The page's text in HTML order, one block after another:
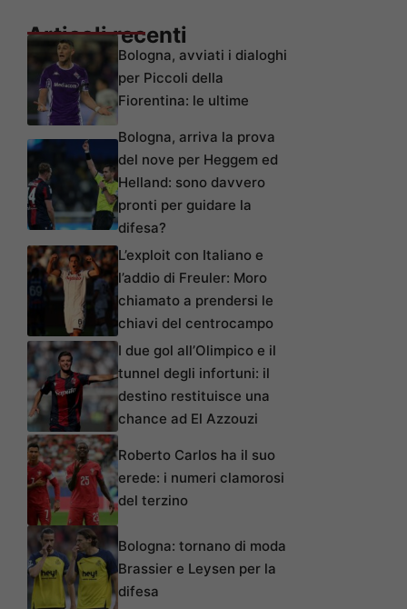
Articoli recenti
Bologna, avviati i dialoghi
per Piccoli della
Fiorentina: le ultime
Bologna, arriva la prova
del nove per Heggem ed
Helland: sono davvero
pronti per guidare la
difesa?
L’exploit con Italiano e
l’addio di Freuler: Moro
chiamato a prendersi le
chiavi del centrocampo
I due gol all’Olimpico e il
tunnel degli infortuni: il
destino restituisce una
chance ad El Azzouzi
Roberto Carlos ha il suo
erede: i numeri clamorosi
del terzino
Bologna: tornano di moda
Brassier e Leysen per la
difesa